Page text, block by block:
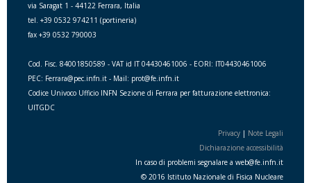
via Saragat 1 - 44122 Ferrara, Italia
tel. +39 0532 974211 (portineria)
fax +39 0532 790003
Cod. Fisc. 84001850589 - VAT id IT 04430461006 - EORI: IT04430461006
PEC: Ferrara@pec.infn.it - Mail: prot@fe.infn.it
Codice Univoco Ufficio INFN Sezione di Ferrara per fatturazione elettronica:
UITGDC
Privacy | Note Legali
Dichiarazione accessibilità
In caso di problemi segnalare a web@fe.infn.it
© 2016 Istituto Nazionale di Fisica Nucleare